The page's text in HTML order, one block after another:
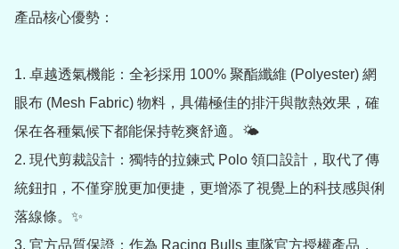
產品核心優勢：
1. 卓越透氣機能：全衫採用 100% 聚酯纖維 (Polyester) 網
眼布 (Mesh Fabric) 物料，具備極佳的排汗與散熱效果，確
保在各種氣候下都能保持乾爽舒適。🌤️
2. 現代剪裁設計：獨特的拉鍊式 Polo 領口設計，取代了傳
統鈕扣，不僅穿脫更加便捷，更增添了視覺上的科技感與俐
落線條。✨
3. 官方品質保證：作為 Racing Bulls 車隊官方授權產品，